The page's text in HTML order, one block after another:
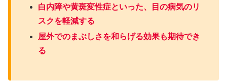
白内障や黄斑変性症といった、目の病気のリ
スクを軽減する
屋外でのまぶしさを和らげる効果も期待でき
る